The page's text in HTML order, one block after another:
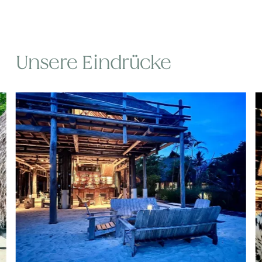
Unsere Eindrücke